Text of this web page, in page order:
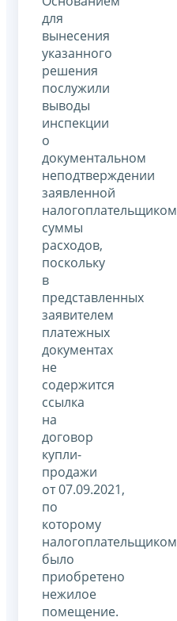
для
вынесения
указанного
решения
послужили
выводы
инспекции
о
документальном
неподтверждении
заявленной
налогоплательщиком
суммы
расходов,
поскольку
в
представленных
заявителем
платежных
документах
не
содержится
ссылка
на
договор
купли-
продажи
от 07.09.2021,
по
которому
налогоплательщиком
было
приобретено
нежилое
помещение.